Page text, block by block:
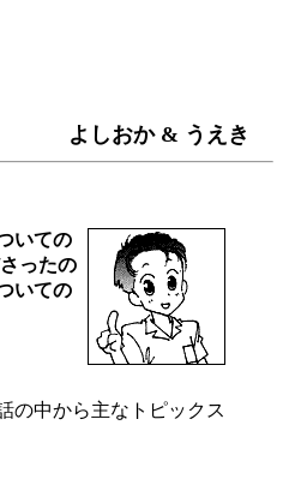
よしおか & うえき
いての
ったの
いての
の中から主なトピックス